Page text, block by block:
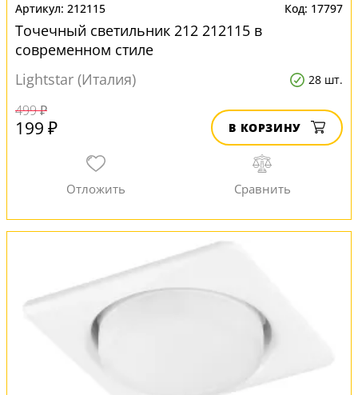
212115 17797
Точечный светильник 212 212115 в
современном стиле
Lightstar (Италия)
28 шт.
499 ₽
199 ₽ В КОРЗИНУ